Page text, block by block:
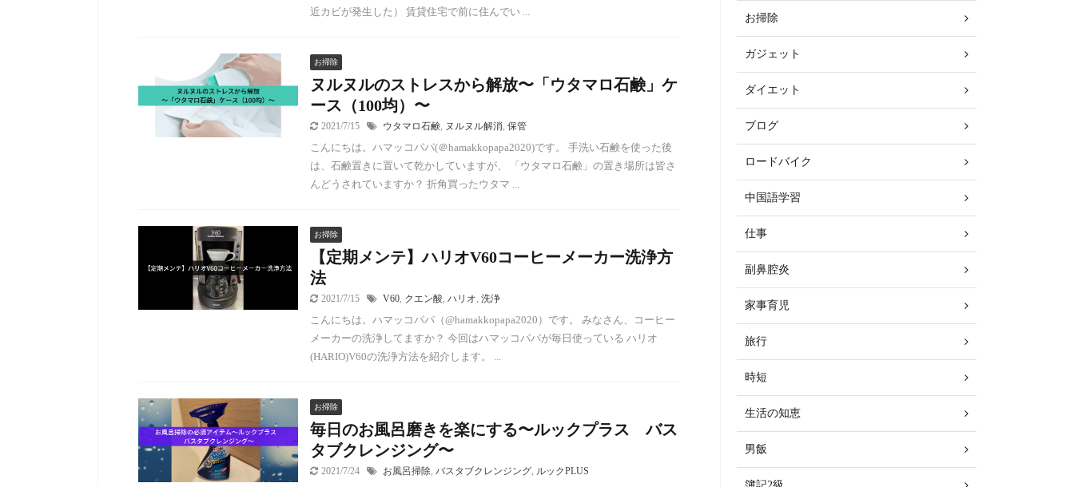
近カビが発生した） 賃貸住宅で前に住んでい ...
お掃除
ヌルヌルのストレスから解放〜「ウタマロ石鹸」ケ
ース（100均）〜
2021/7/15 ウタマロ石鹸, ヌルヌル解消, 保管
こんにちは。ハマッコパパ(＠hamakkopapa2020)です。 手洗い石鹸を使った後
は、石鹸置きに置いて乾かしていますが、 「ウタマロ石鹸」の置き場所は皆さ
んどうされていますか？ 折角買ったウタマ ...
お掃除
【定期メンテ】ハリオV60コーヒーメーカー洗浄方
法
2021/7/15 V60, クエン酸, ハリオ, 洗浄
こんにちは。ハマッコパパ（@hamakkopapa2020）です。 みなさん、コーヒー
メーカーの洗浄してますか？ 今回はハマッコパパが毎日使っている ハリオ
(HARIO)V60の洗浄方法を紹介します。 ...
お掃除
毎日のお風呂磨きを楽にする〜ルックプラス バス
タブクレンジング〜
2021/7/24 お風呂掃除, バスタブクレンジング, ルックPLUS
お掃除
ガジェット
ダイエット
ブログ
ロードバイク
中国語学習
仕事
副鼻腔炎
家事育児
旅行
時短
生活の知恵
男飯